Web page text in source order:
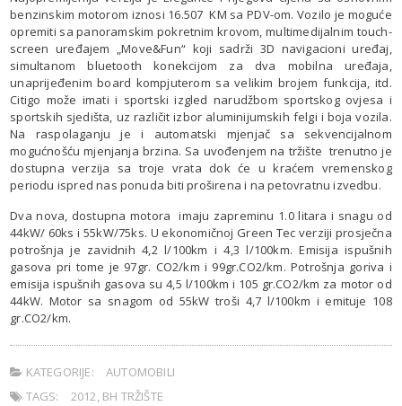
benzinskim motorom iznosi 16.507 KM sa PDV-om. Vozilo je moguće
opremiti sa panoramskim pokretnim krovom, multimedijalnim touch-
screen uređajem „Move&Fun“ koji sadrži 3D navigacioni uređaj,
simultanom bluetooth konekcijom za dva mobilna uređaja,
unaprijeđenim board kompjuterom sa velikim brojem funkcija, itd.
Citigo može imati i sportski izgled narudžbom sportskog ovjesa i
sportskih sjedišta, uz različit izbor aluminijumskih felgi i boja vozila.
Na raspolaganju je i automatski mjenjač sa sekvencijalnom
mogućnošću mjenjanja brzina. Sa uvođenjem na tržište trenutno je
dostupna verzija sa troje vrata dok će u kraćem vremenskog
periodu ispred nas ponuda biti proširena i na petovratnu izvedbu.
Dva nova, dostupna motora imaju zapreminu 1.0 litara i snagu od
44kW/ 60ks i 55kW/75ks. U ekonomičnoj Green Tec verziji prosječna
potrošnja je zavidnih 4,2 l/100km i 4,3 l/100km. Emisija ispušnih
gasova pri tome je 97gr. CO2/km i 99gr.CO2/km. Potrošnja goriva i
emisija ispušnih gasova su 4,5 l/100km i 105 gr.CO2/km za motor od
44kW. Motor sa snagom od 55kW troši 4,7 l/100km i emituje 108
gr.CO2/km.
KATEGORIJE:
AUTOMOBILI
TAGS:
2012, BH TRŽIŠTE